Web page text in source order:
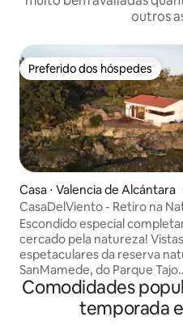
outros
Preferido dos hóspedes
Preferido dos hóspedes
Casa ⋅ Valencia de Alcántara
CasaDelViento - Retiro na
Escondido especial
cercado pela natureza! Vistas
espetaculares da reserva
SanMamede, do Parque Tajo
Internacional e da zona
para visitar as antigas
Comodidades
temporada